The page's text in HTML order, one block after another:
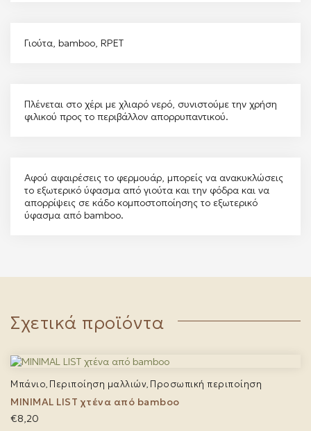
Γιούτα, bamboo, RPET
Πλένεται στο χέρι με χλιαρό νερό, συνιστούμε την χρήση
φιλικού προς το περιβάλλον απορρυπαντικού.
Αφού αφαιρέσεις το φερμουάρ, μπορείς να ανακυκλώσεις
το εξωτερικό ύφασμα από γιούτα και την φόδρα και να
απορρίψεις σε κάδο κομποστοποίησης το εξωτερικό
ύφασμα από bamboo.
Σχετικά προϊόντα
Μπάνιο, Περιποίηση μαλλιών, Προσωπική περιποίηση
MINIMAL LIST χτένα από bamboo
€8,20